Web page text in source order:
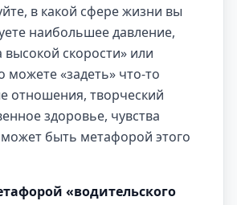
в какой сфере жизни вы
наибольшее давление,
высокой скорости» или
«задеть» что-то
отношения, творческий
здоровье, чувства
может быть метафорой этого
«водительского